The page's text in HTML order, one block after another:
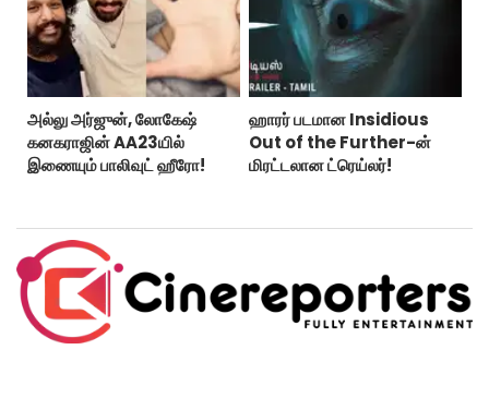
அல்லு அர்ஜுன், லோகேஷ்
கனகராஜின் AA23யில்
இணையும் பாலிவுட் ஹீரோ!
ஹாரர் படமான Insidious
Out of the Further-ன்
மிரட்டலான ட்ரெய்லர்!